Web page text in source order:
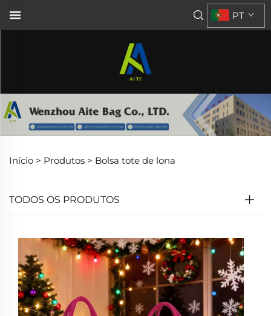
PT
Início > Produtos > Bolsa tote de lona
TODOS OS PRODUTOS